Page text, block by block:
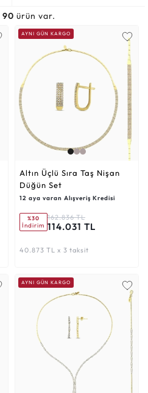
90 ürün var.
AYNI GÜN KARGO
Altın Üçlü Sıra Taş Nişan
Düğün Set
12 aya varan Alışveriş Kredisi
%30
İndirim
162.836 TL
114.031 TL
40.873 TL x 3 taksit
AYNI GÜN KARGO